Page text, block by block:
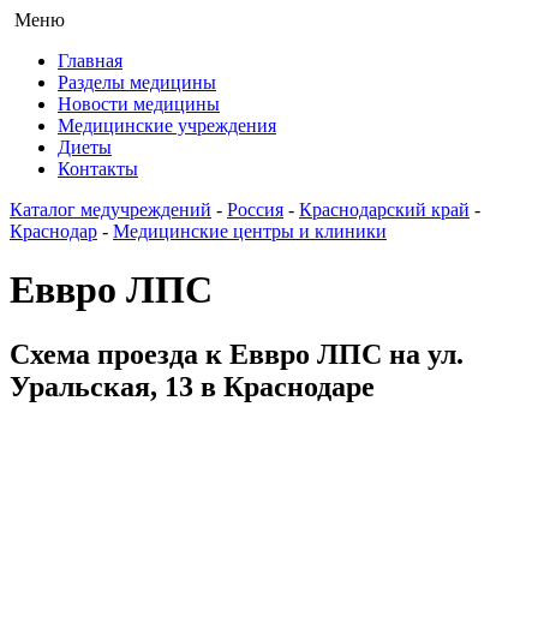
Меню
Главная
Разделы медицины
Новости медицины
Медицинские учреждения
Диеты
Контакты
Каталог медучреждений - Россия - Краснодарский край -
Краснодар - Медицинские центры и клиники
Еввро ЛПС
Схема проезда к Еввро ЛПС на ул.
Уральская, 13 в Краснодаре